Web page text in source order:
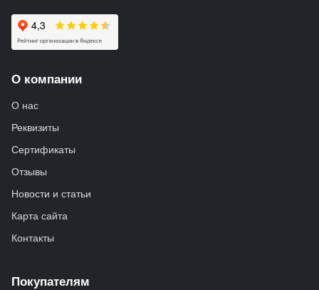
О компании
О нас
Реквизиты
Сертификаты
Отзывы
Новости и статьи
Карта сайта
Контакты
Покупателям